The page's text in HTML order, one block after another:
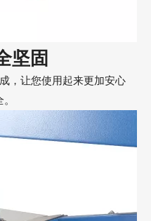
坚固
，让您使用起来更加安心